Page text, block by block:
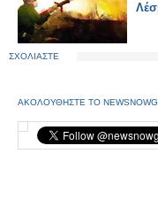
ΣΧΟΛΙΑΣΤΕ
ΑΚΟΛΟΥΘΗΣΤΕ ΤΟ